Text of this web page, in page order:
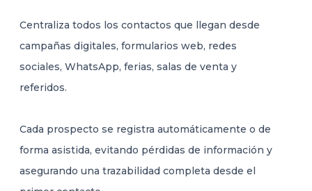
Centraliza todos los contactos que llegan desde
campañas digitales, formularios web, redes
sociales, WhatsApp, ferias, salas de venta y
referidos.
Cada prospecto se registra automáticamente o de
forma asistida, evitando pérdidas de información y
asegurando una trazabilidad completa desde el